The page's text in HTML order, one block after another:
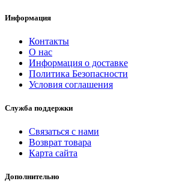
Информация
Контакты
О нас
Информация о доставке
Политика Безопасности
Условия соглашения
Служба поддержки
Связаться с нами
Возврат товара
Карта сайта
Дополнительно